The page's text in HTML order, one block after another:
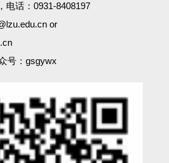
电话：0931-8408197
or
号：gsgywx